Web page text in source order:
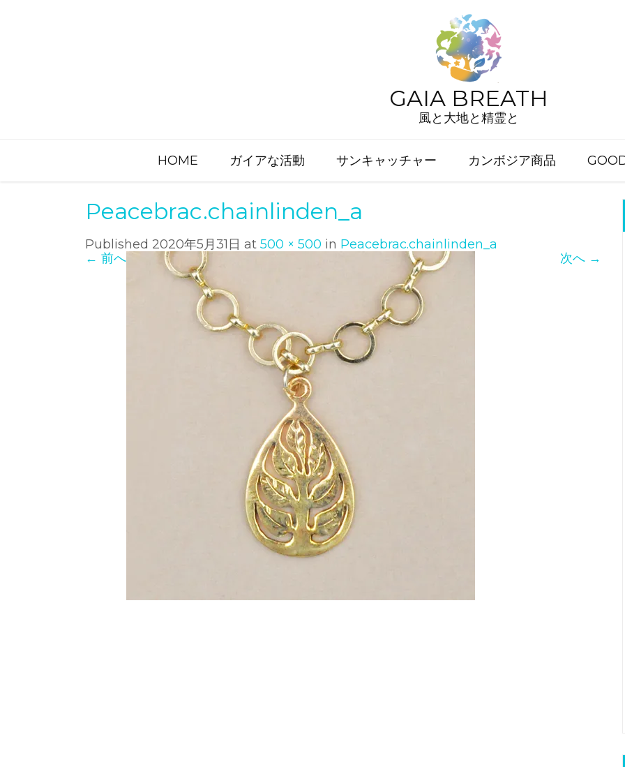
GAIA BREATH
風と大地と精霊と
HOME ガイアな活動 サンキャッチャー カンボジア商品
Peacebrac.chainlinden_a
Published 2020年5月31日 at 500 × 500 in Peacebrac.chainlinden_a
← 前へ 次へ →